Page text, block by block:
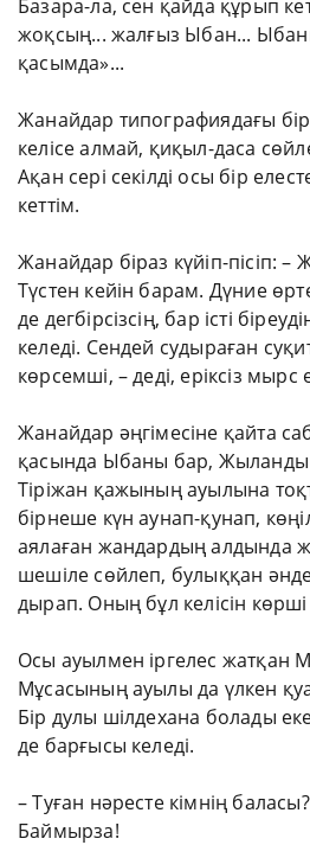
Базара-ла, сен қайда құрып
жоқсың... жалғыз Ыбан...
қасымда»...
Жанайдар типографиядағы
келісе алмай, қиқыл-даса
Ақан сері секілді осы бір
кеттім.
Жанайдар біраз күйіп-пісіп: –
Түстен кейін барам. Дүние
де дегбірсізсің, бар істі
келеді. Сендей судыраған
көрсемші, – деді, еріксіз мырс
Жанайдар әңгімесіне қайта
қасында Ыбаны бар, Жыланды
Тіріжан қажының ауылына
бірнеше күн аунап-қунап,
аялаған жандардың алдында
шешіле сөйлеп, булыққан
дырап. Оның бұл келісін
Осы ауылмен іргелес жатқан
Мұсасының ауылы да үлкен
Бір дулы шілдехана болады
де барғысы келеді.
– Туған нәресте кімнің
Баймырза!